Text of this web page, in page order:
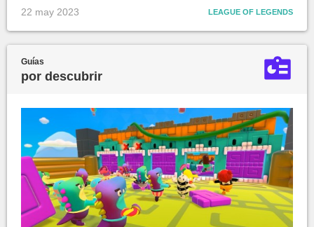
22 may 2023 LEAGUE OF LEGENDS
Guías
por descubrir